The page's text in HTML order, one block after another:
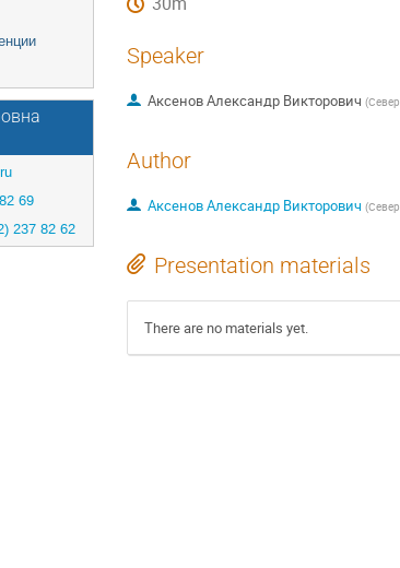
69
237 82 62
Speaker
Аксенов Александр Викторович (
Author
Аксенов Александр Викторович (
Presentation materials
There are no materials yet.